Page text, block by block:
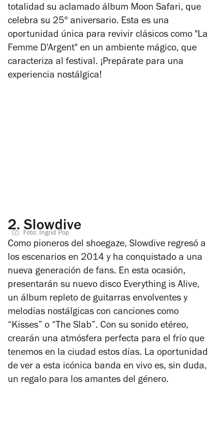
totalidad su aclamado álbum Moon Safari, que
celebra su 25º aniversario. Esta es una
oportunidad única para revivir clásicos como "La
Femme D'Argent" en un ambiente mágico, que
caracteriza al festival. ¡Prepárate para una
experiencia nostálgica!
2. Slowdive
Foto: Ingrid Pop
Como pioneros del shoegaze, Slowdive regresó a
los escenarios en 2014 y ha conquistado a una
nueva generación de fans. En esta ocasión,
presentarán su nuevo disco Everything is Alive,
un álbum repleto de guitarras envolventes y
melodías nostálgicas con canciones como
“Kisses” o “The Slab”. Con su sonido etéreo,
crearán una atmósfera perfecta para el frío que
tenemos en la ciudad estos días. La oportunidad
de ver a esta icónica banda en vivo es, sin duda,
un regalo para los amantes del género.